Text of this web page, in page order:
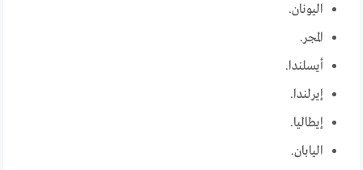
اليونان.
المجر.
أيسلندا.
إيرلندا.
إيطاليا.
اليابان.